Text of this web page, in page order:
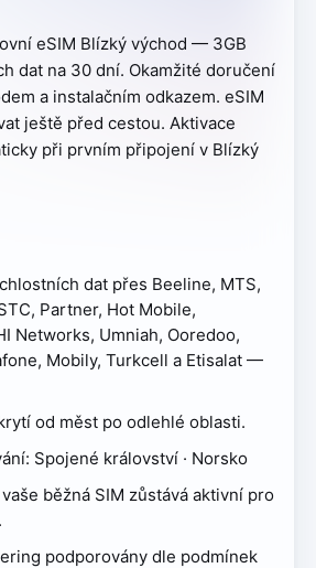
eSIM Blízký východ — 3GB
dat na 30 dní. Okamžité doručení
a instalačním odkazem. eSIM
ještě před cestou. Aktivace
při prvním připojení v Blízký
dat přes Beeline, MTS,
Partner, Hot Mobile,
Networks, Umniah, Ooredoo,
Mobily, Turkcell a Etisalat —
od měst po odlehlé oblasti.
Spojené království · Norsko
běžná SIM zůstává aktivní pro
podporovány dle podmínek